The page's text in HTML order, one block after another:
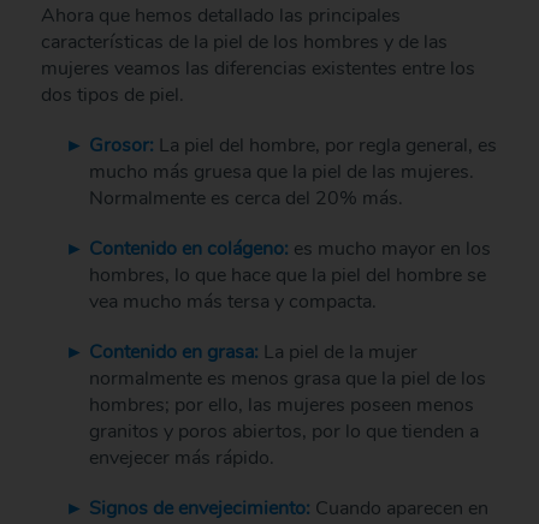
Ahora que hemos detallado las principales
características de la piel de los hombres y de las
mujeres veamos las diferencias existentes entre los
dos tipos de piel.
Grosor: La piel del hombre, por regla general, es
mucho más gruesa que la piel de las mujeres.
Normalmente es cerca del 20% más.
Contenido en colágeno: es mucho mayor en los
hombres, lo que hace que la piel del hombre se
vea mucho más tersa y compacta.
Contenido en grasa: La piel de la mujer
normalmente es menos grasa que la piel de los
hombres; por ello, las mujeres poseen menos
granitos y poros abiertos, por lo que tienden a
envejecer más rápido.
Signos de envejecimiento: Cuando aparecen en